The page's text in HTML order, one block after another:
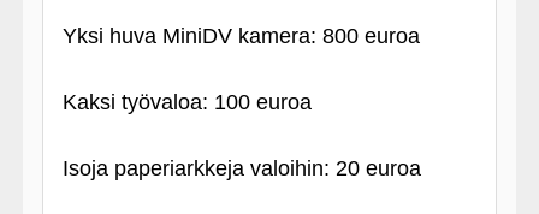
Yksi huva MiniDV kamera: 800 euroa
Kaksi työvaloa: 100 euroa
Isoja paperiarkkeja valoihin: 20 euroa